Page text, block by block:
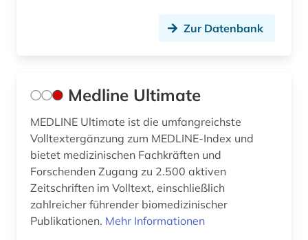
Zur Datenbank
Medline Ultimate
MEDLINE Ultimate ist die umfangreichste
Volltextergänzung zum MEDLINE-Index und
bietet medizinischen Fachkräften und
Forschenden Zugang zu 2.500 aktiven
Zeitschriften im Volltext, einschließlich
zahlreicher führender biomedizinischer
Publikationen. Mehr Informationen